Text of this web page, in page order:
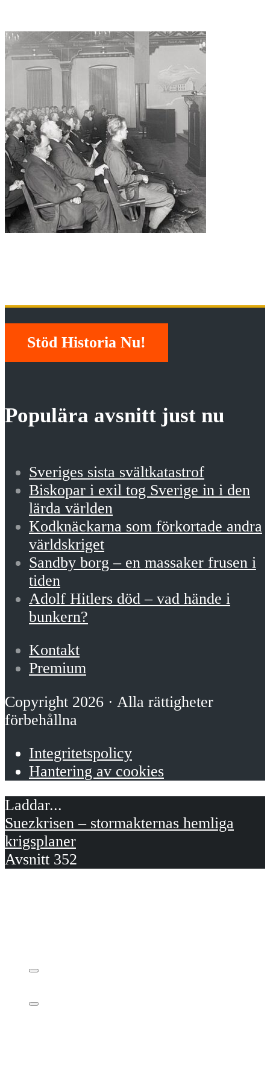
Stöd Historia Nu!
Populära avsnitt just nu
Sveriges sista svältkatastrof
Biskopar i exil tog Sverige in i den
lärda världen
Kodknäckarna som förkortade andra
världskriget
Sandby borg – en massaker frusen i
tiden
Adolf Hitlers död – vad hände i
bunkern?
Kontakt
Premium
Copyright 2026 · Alla rättigheter
förbehållna
Integritetspolicy
Hantering av cookies
Suezkrisen – stormakternas hemliga
krigsplaner
Avsnitt 352